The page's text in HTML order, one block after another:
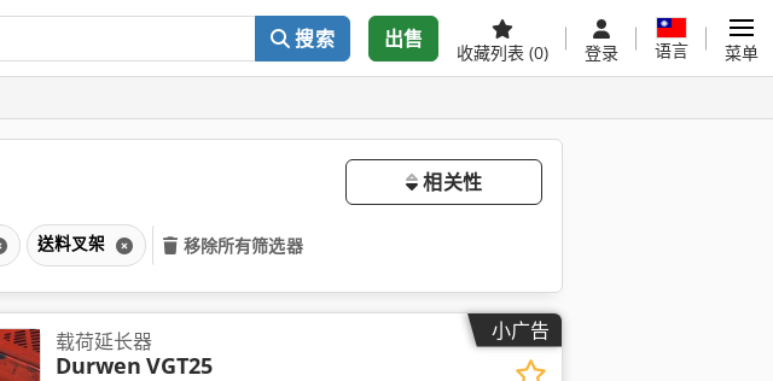
搜索 出售
收藏列表 (0) 登录 语言 菜单
相关性
送料叉架 移除所有筛选器
小广告
载荷延长器
Durwen VGT25